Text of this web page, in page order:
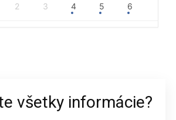
2 3 4 5 6
všetky informácie?